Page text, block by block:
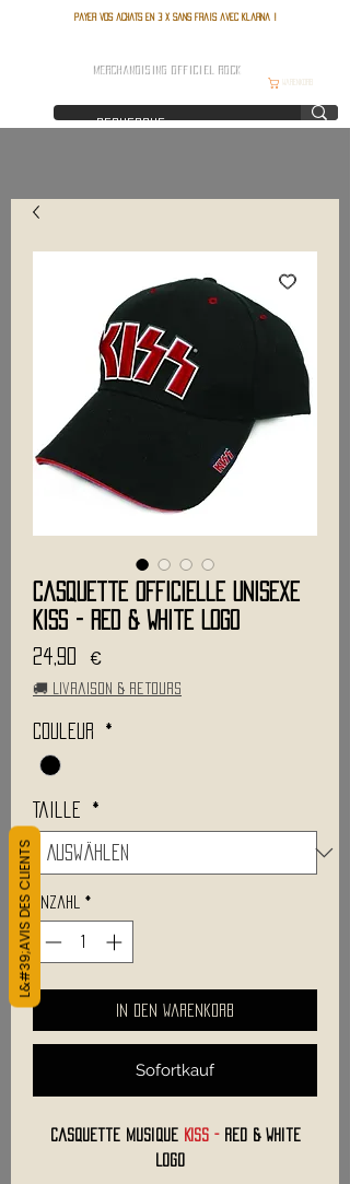
Payer vos achats en 3 x sans frais avec Klarna !
Warenkorb
MERCHANDISING OFFICIEL ROCK
Casquette Officielle Unisexe
KISS - Red & White Logo
24,90 €
🚚 Livraison & retours
Couleur *
Taille *
Anzahl *
In den Warenkorb
Sofortkauf
Casquette Musique KISS -Red & White
Logo
L&#39;AVIS DES CLIENTS